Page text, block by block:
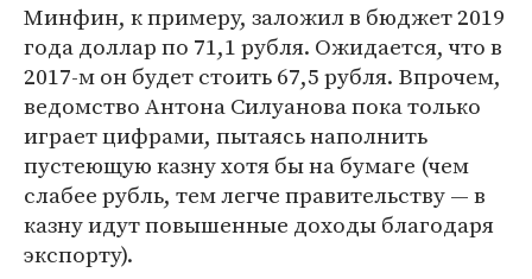
Минфин, к примеру, заложил в бюджет 2019
года доллар по 71,1 рубля. Ожидается, что в
2017-м он будет стоить 67,5 рубля. Впрочем,
ведомство Антона Силуанова пока только
играет цифрами, пытаясь наполнить
пустеющую казну хотя бы на бумаге (чем
слабее рубль, тем легче правительству — в
казну идут повышенные доходы благодаря
экспорту).